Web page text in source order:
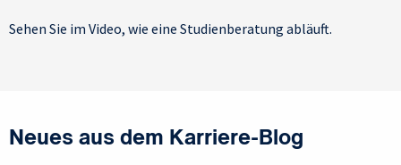
Sehen Sie im Video, wie eine Studienberatung abläuft.
Neues aus dem Karriere-Blog